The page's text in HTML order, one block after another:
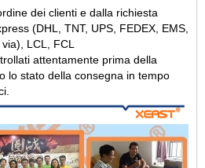
dei clienti e dalla richiesta
(DHL, TNT, UPS, FEDEX, EMS,
LCL, FCL
attentamente prima della
lo stato della consegna in tempo